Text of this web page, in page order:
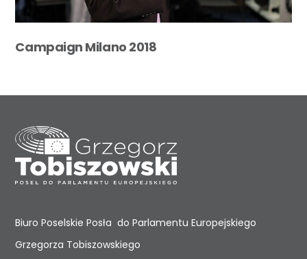
Campaign Milano 2018
Biuro Poselskie Posła do Parlamentu Europejskiego
Grzegorza Tobiszowskiego